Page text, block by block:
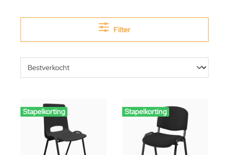
Filter
Stapelkorting Stapelkorting